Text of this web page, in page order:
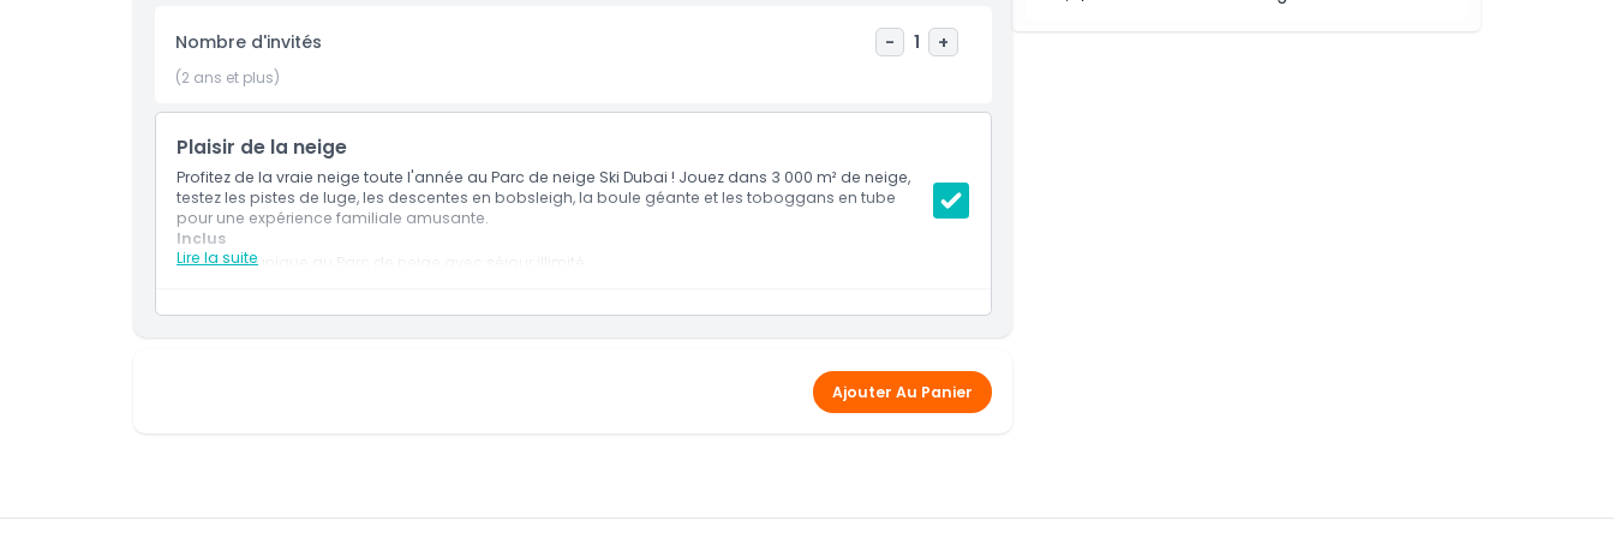
Inclus
Heures d'ouverture
À savoir
Nombre d'invités - 1 +
(2 ans et plus)
Plaisir de la neige
Profitez de la vraie neige toute l'année au Parc de neige Ski Dubai ! Jouez dans 3 000 m² de neige,
testez les pistes de luge, les descentes en bobsleigh, la boule géante et les toboggans en tube
pour une expérience familiale amusante.
Lire la suite
Inclus
Entrée unique au Parc de neige avec séjour illimité.
Équipement d'hiver fourni : veste, pantalon, chaussettes jetables, bottes de neige et gants enAjouter Au Panier